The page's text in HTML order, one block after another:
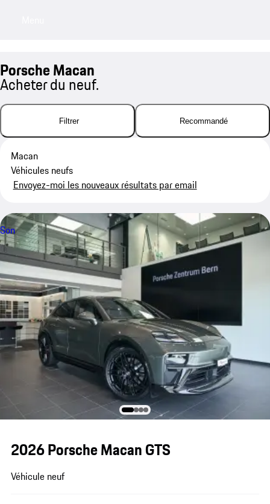
Porsche Macan
Acheter du neuf.
Filtrer Recommandé
Macan
Véhicules neufs
Envoyez-moi les nouveaux résultats par email
Son
2026 Porsche Macan GTS
Véhicule neuf